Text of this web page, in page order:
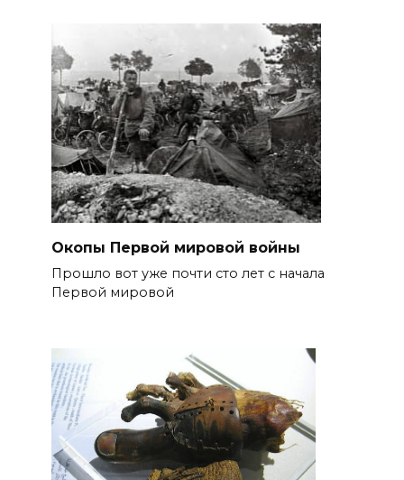
Окопы Первой мировой войны
Прошло вот уже почти сто лет с начала
Первой мировой